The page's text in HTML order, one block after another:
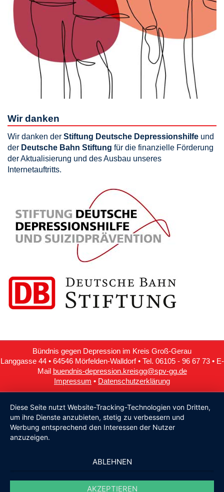
Wir danken
Wir danken der Stiftung Deutsche Depressionshilfe und
der Deutsche Bahn Stiftung für die finanzielle Förderung
der Aktualisierung und des Ausbau unseres
Internetauftritts.
Bündnis gegen Depression im Kreis Groß-Gerau
Langgasse 44 • 64546 Mörfelden-Walldorf • Tel. 06105 - 96 67 73 • E-
Mail buendnis-depression.kreisgg@spv-gg.de
Impressum • Datenschutzerklärung
Diese Seite nutzt Website-Tracking-Technologien von Dritten,
um ihre Dienste anzubieten, stetig zu verbessern und
Werbung entsprechend den Interessen der Nutzer
anzuzeigen.
ABLEHNEN
AKZEPTIEREN